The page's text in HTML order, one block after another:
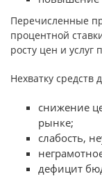
Перечисленные
процентной
росту цен и услуг
Нехватку средств
снижение
рынке;
слабость,
дефицит